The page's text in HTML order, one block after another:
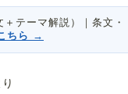
テーマ解説）｜条文・
ちら →